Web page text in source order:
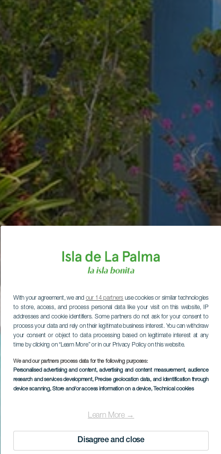
With your agreement, we and our 14 partners use cookies or similar technologies
to store, access, and process personal data like your visit on this website, IP
addresses and cookie identifiers. Some partners do not ask for your consent to
process your data and rely on their legitimate business interest. You can withdraw
your consent or object to data processing based on legitimate interest at any
time by clicking on “Learn More” or in our Privacy Policy on this website.
We and our partners process data for the following purposes:
Personalised advertising and content, advertising and content measurement, audience
research and services development, Precise geolocation data, and identification through
device scanning, Store and/or access information on a device, Technical cookies
Learn More →
Disagree and close